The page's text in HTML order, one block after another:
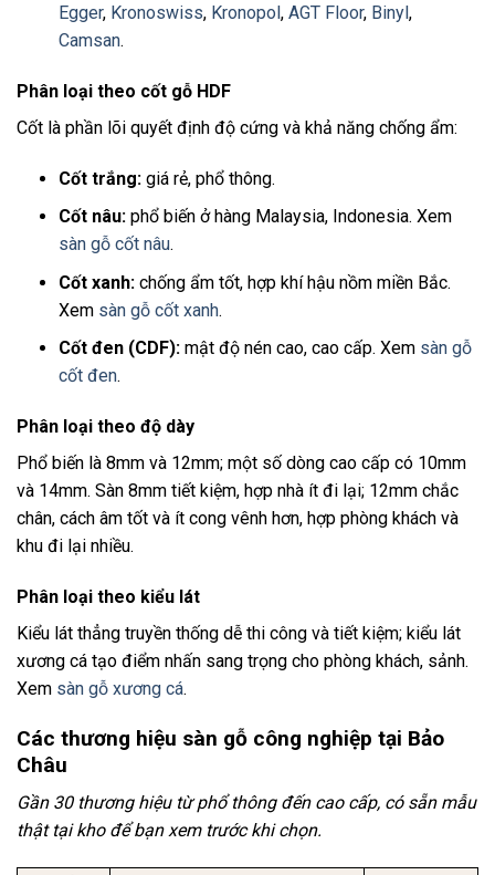
Egger, Kronoswiss, Kronopol, AGT Floor, Binyl,
Camsan.
Phân loại theo cốt gỗ HDF
Cốt là phần lõi quyết định độ cứng và khả năng chống ẩm:
Cốt trắng: giá rẻ, phổ thông.
Cốt nâu: phổ biến ở hàng Malaysia, Indonesia. Xem
sàn gỗ cốt nâu.
Cốt xanh: chống ẩm tốt, hợp khí hậu nồm miền Bắc.
Xem sàn gỗ cốt xanh.
Cốt đen (CDF): mật độ nén cao, cao cấp. Xem sàn gỗ
cốt đen.
Phân loại theo độ dày
Phổ biến là 8mm và 12mm; một số dòng cao cấp có 10mm
và 14mm. Sàn 8mm tiết kiệm, hợp nhà ít đi lại; 12mm chắc
chân, cách âm tốt và ít cong vênh hơn, hợp phòng khách và
khu đi lại nhiều.
Phân loại theo kiểu lát
Kiểu lát thẳng truyền thống dễ thi công và tiết kiệm; kiểu lát
xương cá tạo điểm nhấn sang trọng cho phòng khách, sảnh.
Xem sàn gỗ xương cá.
Các thương hiệu sàn gỗ công nghiệp tại Bảo
Châu
Gần 30 thương hiệu từ phổ thông đến cao cấp, có sẵn mẫu
thật tại kho để bạn xem trước khi chọn.